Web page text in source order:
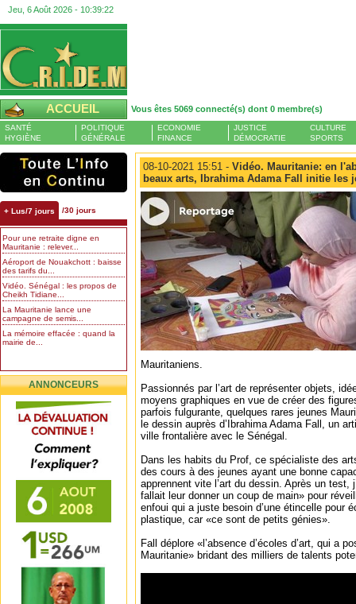
Jeu, 6 Août 2026 - 10:39:23
ACCUEIL Vous êtes 5069 connecté(s) dont 0 membre(s)
SANTÉ
HYGIÈNE
POLITIQUE
GÉNÉRALE
ECONOMIE
FINANCE
JUSTICE
DÉMOCRATIE
CULTURE
SPORTS
+ Lus/7 jours /30 jours
Pour une retraite digne en
Mauritanie : relever...
Aéroport de Nouakchott : baisse
des tarifs du...
Vidéo. Sénégal : les propos de
Cheikh Tidiane...
La Mauritanie lance une
campagne de semis...
La mémoire effacée : quand la
mairie de...
ANNONCEURS
08-10-2021 15:51 - Vidéo. Mauritanie: en
beaux arts, Ibrahima Adama Fall initie les
Mauritaniens.
Passionnés par l’art de représenter objets,
moyens graphiques en vue de créer des
parfois fulgurante, quelques rares jeunes
le dessin auprès d’Ibrahima Adama Fall, un
ville frontalière avec le Sénégal.
Dans les habits du Prof, ce spécialiste des
des cours à des jeunes ayant une bonne
apprennent vite l’art du dessin. Après un test,
fallait leur donner un coup de main» pour
enfoui qui a juste besoin d’une étincelle pour
plastique, car «ce sont de petits génies».
Fall déplore «l’absence d’écoles d’art, qui a
Mauritanie» bridant des milliers de talents